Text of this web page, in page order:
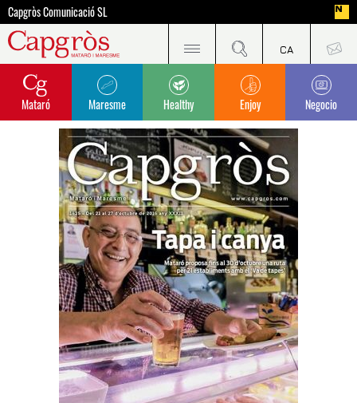
Capgròs Comunicació SL
Mataró Maresme Healthy Enjoy Negocio